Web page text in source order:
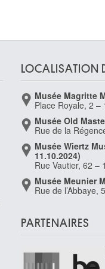
LOCALISATION
Musée Magritte
Place Royale, 2 –
Musée Old
Rue de la
Musée Wiertz
11.10.2024)
Rue Vautier, 62 –
Musée Meunier
Rue de l’Abbaye,
PARTENAIRES